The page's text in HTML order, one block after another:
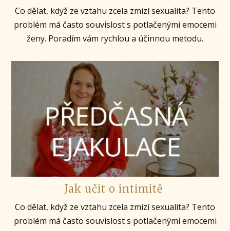
Co dělat, když ze vztahu zcela zmizí sexualita? Tento
problém má často souvislost s potlačenými emocemi
ženy. Poradím vám rychlou a účinnou metodu.
Jak učit o intimitě
Co dělat, když ze vztahu zcela zmizí sexualita? Tento
problém má často souvislost s potlačenými emocemi